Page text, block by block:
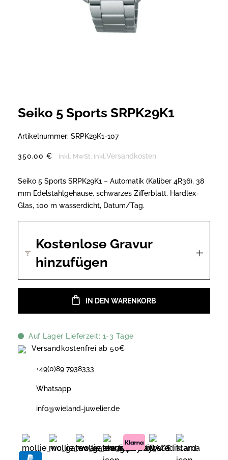
Seiko 5 Sports SRPK29K1
Artikelnummer: SRPK29K1-107
350,00 € inkl. MwSt. inkl.Versandkosten
Seiko 5 Sports SRPK29K1 – Automatik (Kaliber 4R36), 38
mm Edelstahlgehäuse, schwarzes Zifferblatt, Hardlex-
Glas, 100 m wasserdicht, Datum/Tag.
Kostenlose Gravur
hinzufügen
IN DEN WARENKORB
Auf Lager Lieferzeit: 1-3 Tage
Versandkostenfrei ab 50€
+49(0)89 7938333
Whatsapp
info@wieland-juwelier.de